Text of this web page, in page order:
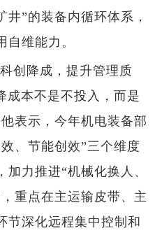
”的装备内循环体系，
维能力。
创降成，提升管理质
成本不是不投入，而是
表示，今年机电装备部
、节能创效”三个维度
力推进“机械化换人、
重点在主运输皮带、主
节深化远程集中控制和